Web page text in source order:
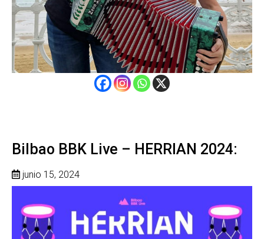
Bilbao BBK Live – HERRIAN 2024:
junio 15, 2024